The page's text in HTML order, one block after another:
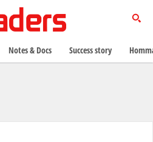
Notes & Docs Success story